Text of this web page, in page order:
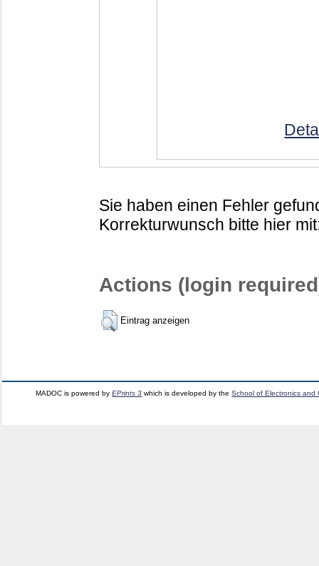
Sie haben einen Fehler
Korrekturwunsch bitte hier
Actions (login
Eintrag anzeigen
MADOC is powered byEPrints 3 which is developed by theSchool of Electronics and